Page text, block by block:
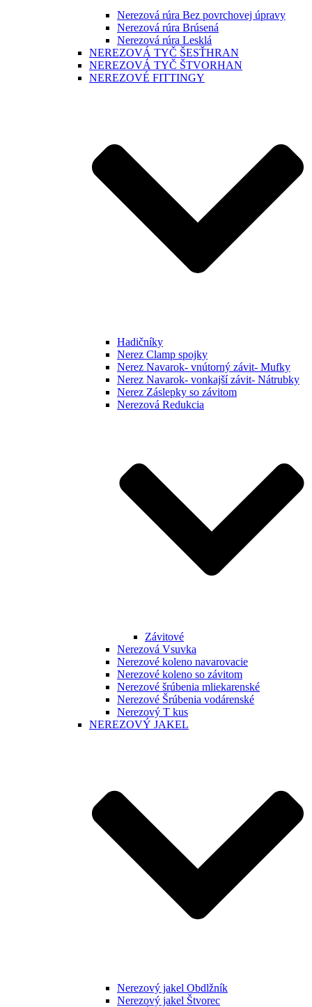
Nerezová rúra Bez povrchovej úpravy
Nerezová rúra Brúsená
Nerezová rúra Lesklá
NEREZOVÁ TYČ ŠESŤHRAN
NEREZOVÁ TYČ ŠTVORHAN
NEREZOVÉ FITTINGY
Hadičníky
Nerez Clamp spojky
Nerez Navarok- vnútorný závit- Mufky
Nerez Navarok- vonkajší závit- Nátrubky
Nerez Záslepky so závitom
Nerezová Redukcia
Závitové
Nerezová Vsuvka
Nerezové koleno navarovacie
Nerezové koleno so závitom
Nerezové šrúbenia mliekarenské
Nerezové Šrúbenia vodárenské
Nerezový T kus
NEREZOVÝ JAKEL
Nerezový jakel Obdlžník
Nerezový jakel Štvorec